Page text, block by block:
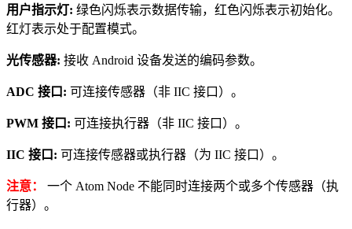
用户指示灯: 绿色闪烁表示数据传输，红色闪烁表示初始化。
红灯表示处于配置模式。
光传感器: 接收 Android 设备发送的编码参数。
ADC 接口: 可连接传感器（非 IIC 接口）。
PWM 接口: 可连接执行器（非 IIC 接口）。
IIC 接口: 可连接传感器或执行器（为 IIC 接口）。
注意：
一个 Atom Node 不能同时连接两个或多个传感器（执
行器）。